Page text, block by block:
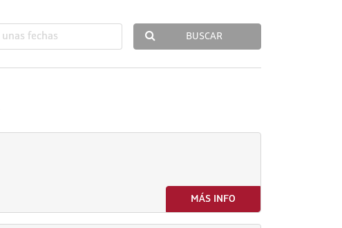
BUSCAR
MÁS INFO